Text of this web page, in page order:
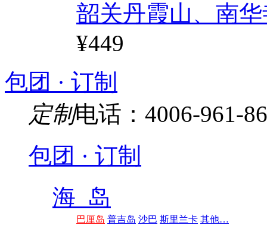
韶关丹霞山、南
¥449
包团 · 订制
定制电话：4006-961-
包团 · 订制
海 岛
巴厘岛 普吉岛 沙巴 斯里兰卡 其他…